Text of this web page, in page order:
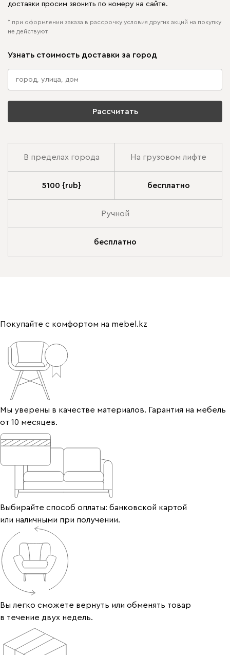
доставки просим звонить по номеру на сайте.
* при оформлении заказа в рассрочку условия других акций на покупку
не действуют.
Узнать стоимость доставки за город
Рассчитать
В пределах города На грузовом лифте
5100 {rub} бесплатно
Ручной
бесплатно
Покупайте с комфортом на mebel.kz
Мы уверены в качестве материалов. Гарантия на мебель
от 10 месяцев.
Выбирайте способ оплаты: банковской картой
или наличными при получении.
Вы легко сможете вернуть или обменять товар
в течение двух недель.